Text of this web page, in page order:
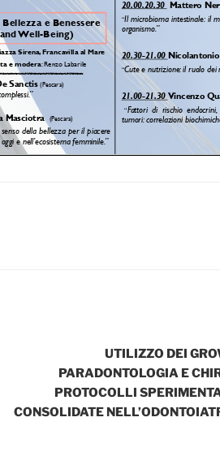
UTILIZZO DEI
PARADONTOLOGIA E
PROTOCOLLI
CONSOLIDATE